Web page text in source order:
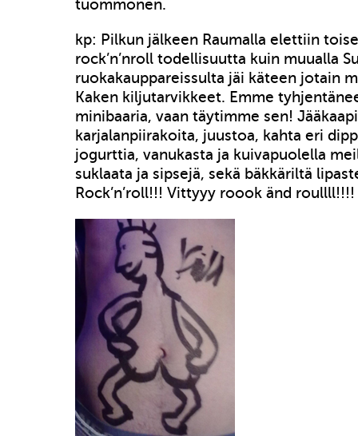
tuommonen.
kp: Pilkun jälkeen Raumalla elettiin
rock’n’nroll todellisuutta kuin muualla
ruokakauppareissulta jäi käteen jotain
Kaken kiljutarvikkeet. Emme
minibaaria, vaan täytimme sen!
karjalanpiirakoita, juustoa, kahta eri
jogurttia, vanukasta ja kuivapuolella
suklaata ja sipsejä, sekä bäkkäriltä
Rock’n’roll!!! Vittyyy roook änd roullll!!!!